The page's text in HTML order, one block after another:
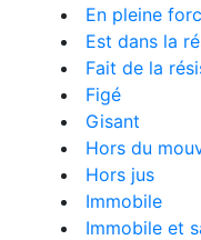
En pleine
Est dans la
Fait de la
Figé
Gisant
Hors du
Hors jus
Immobile
Immobile et